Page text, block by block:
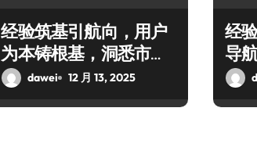
经验筑基引航向，用户
为本铸根基，洞悉市场
创辉煌
dawei 12 月 13, 2025
经
导
创